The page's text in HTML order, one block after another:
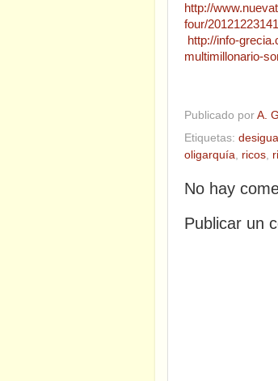
http://
four/
http://info-
multimillonario-
Publicado por A.
Etiquetas:
oligarquía
ricos
No hay
Publicar un